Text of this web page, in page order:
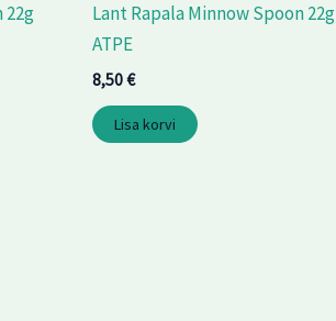
22g
Lant Rapala Minnow Spoon 22g
ATPE
8,50€
Lisa korvi